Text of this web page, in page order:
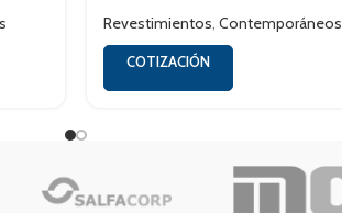
Revestimientos Contemporáneos
COTIZACIÓN